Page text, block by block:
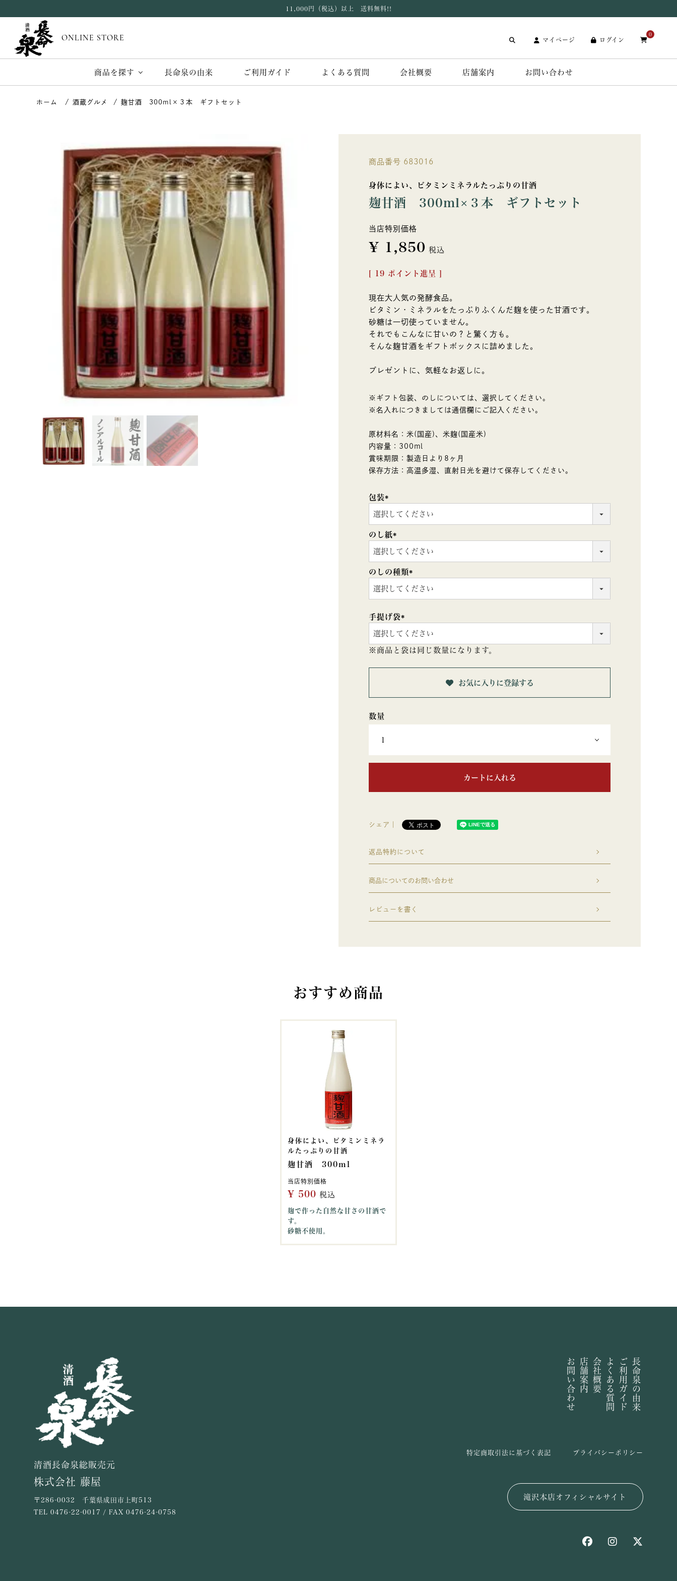
11,000円（税込）以上 送料無料!!
ONLINE STORE マイページ ログイン
0
商品を探す 長命泉の由来 ご利用ガイド よくある質問 会社概要 店舗案内 お問い合わせ
酒蔵グルメ 麹甘酒 300ml×３本 ギフトセット
商品番号 683016
身体によい、ビタミンミネラルたっぷりの甘酒
麹甘酒 300ml×３本 ギフトセット
当店特別価格
¥ 1,850 税込
19 ポイント進呈 ]
現在大人気の発酵食品。
ビタミン・ミネラルをたっぷりふくんだ麹を使った甘酒です。
砂糖は一切使っていません。
それでもこんなに甘いの？と驚く方も。
そんな麹甘酒をギフトボックスに詰めました。
プレゼントに、気軽なお返しに。
※ギフト包装、のしについては、選択してください。
※名入れにつきましては通信欄にご記入ください。
原材料名：米(国産)、米麹(国産米)
内容量：300ml
賞味期限：製造日より8ヶ月
保存方法：高温多湿、直射日光を避けて保存してください。
包装
(必
須)
のし紙
(必
須)
のしの種類
(必
須)
手提げ袋
(必
須)
※商品と袋は同じ数量になります。
お気に入りに登録する
カートに入れる
シェア｜
返品特約について
商品についてのお問い合わせ
レビューを書く
おすすめ商品
身体によい、ビタミンミネラ
ルたっぷりの甘酒
麹甘酒 300ml
当店特別価格
¥ 500 税込
麹で作った自然な甘さの甘酒で
す。
砂糖不使用。
清酒長命泉総販売元
株式会社 藤屋
〒286-0032 千葉県成田市上町513
TEL0476-22-0017 / FAX 0476-24-0758
長命泉の由来
ご利用ガイド
よくある質問
会社概要
店舗案内
お問い合わせ
滝沢本店オフィシャルサイト
特定商取引法に基づく表記 プライバシーポリシー